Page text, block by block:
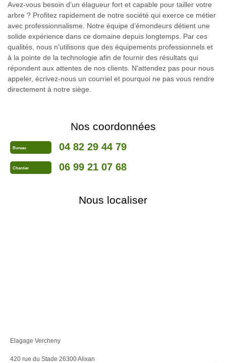
Avez-vous besoin d'un élagueur fort et capable pour tailler votre
arbre ? Profitez rapidement de notre société qui exerce ce métier
avec professionnalisme. Notre équipe d’émondeurs détient une
solide expérience dans ce domaine depuis longtemps. Par ces
qualités, nous n'utilisons que des équipements professionnels et
à la pointe de la technologie afin de fournir des résultats qui
répondent aux attentes de nos clients. N'attendez pas pour nous
appeler, écrivez-nous un courriel et pourquoi ne pas vous rendre
directement à notre siège.
Nos coordonnées
Bureau 04 82 29 44 79
Chantier 06 99 21 07 68
Nous localiser
Elagage Vercheny
420 rue du Stade 26300 Alixan